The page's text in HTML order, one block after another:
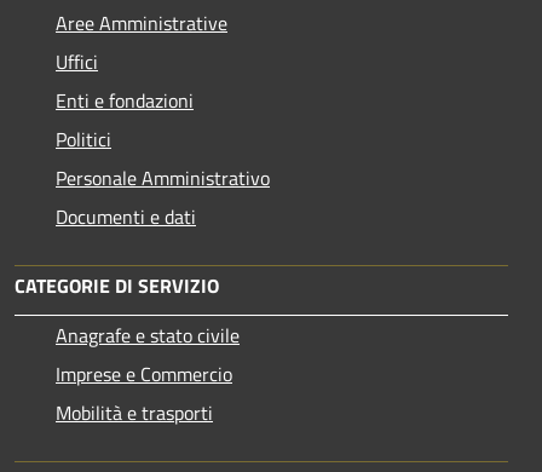
Aree Amministrative
Uffici
Enti e fondazioni
Politici
Personale Amministrativo
Documenti e dati
CATEGORIE DI SERVIZIO
Anagrafe e stato civile
Imprese e Commercio
Mobilità e trasporti